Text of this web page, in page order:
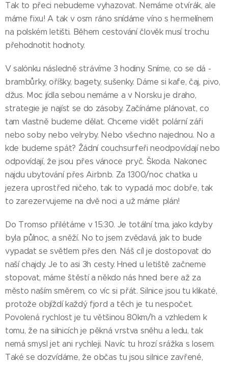
Tak to přeci nebudeme vyhazovat. Nemáme otvírák, ale
máme fixu! A tak v osm ráno snídáme víno s hermelínem
na polském letišti. Během cestování člověk musí trochu
přehodnotit hodnoty.
V salónku následně strávíme 3 hodiny. Sníme, co se dá -
brambůrky, oříšky, bagety, sušenky. Dáme si kafe, čaj, pivo,
džus. Moc jídla sebou nemáme a v Norsku je draho,
strategie je najíst se do zásoby. Začínáme plánovat, co
tam vlastně budeme dělat. Chceme vidět polární záři
nebo soby nebo velryby. Nebo všechno najednou. No a
kde budeme spát? Žádní couchsurfeři neodpovídají nebo
odpovídají, že jsou přes vánoce pryč. Škoda. Nakonec
najdu ubytování přes Airbnb. Za 1300/noc chatka u
jezera uprostřed ničeho, tak to vypadá moc dobře, tak
to zarezervujeme na dvě noci a už máme plán!
Do Tromso přilétáme v 15:30. Je totální tma, jako kdyby
byla půlnoc, a sněží. No to jsem zvědavá, jak to bude
vypadat se světlem přes den. Náš cíl je dostopovat do
naší chajdy. Je to asi 3h cesty. Hned u letiště začneme
stopovat, máme štěstí a někdo nás hned bere až za
město naším směrem, co víc si přát. Silnice jsou tu klikaté,
protože objíždí každý fjord a těch je tu nespočet.
Povolená rychlost je tu většinou 80km/h a vzhledem k
tomu, že na silnicích je pěkná vrstva sněhu a ledu, tak
nemá smysl jet ani rychleji. Navíc tu hrozí srážka s losem.
Také se dozvídáme, že občas tu jsou silnice zavřené,